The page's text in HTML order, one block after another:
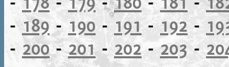
- 189 -190 -191 - 192 -
- 200-201-202 - 203 -